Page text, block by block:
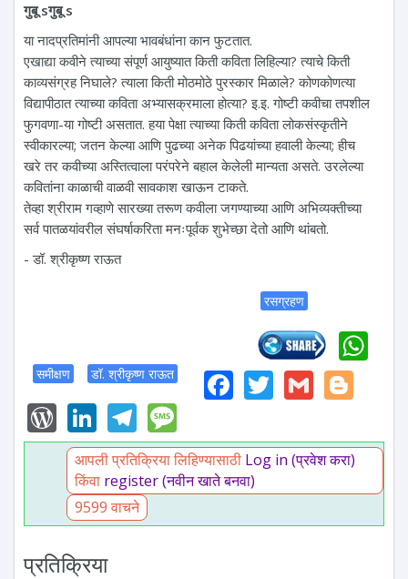
गुबू sगुबू s
या नादप्रतिमांनी आपल्या भावबंधांना कान फुटतात.
एखाद्या कवीने त्याच्या संपूर्ण आयुष्यात किती कविता लिहिल्या? त्याचे किती
काव्यसंग्रह निघाले? त्याला किती मोठमोठे पुरस्कार मिळाले? कोणकोणत्या
विद्यापीठात त्याच्या कविता अभ्यासक्रमाला होत्या? इ.इ. गोष्टी कवीचा तपशील
फुगवणा-या गोष्टी असतात. हया पेक्षा त्याच्या किती कविता लोकसंस्कृतीने
स्वीकारल्या; जतन केल्या आणि पुढच्या अनेक पिढयांच्या हवाली केल्या; हीच
खरे तर कवीच्या अस्तित्वाला परंपरेने बहाल केलेली मान्यता असते. उरलेल्या
कवितांना काळाची वाळवी सावकाश खाऊन टाकते.
तेव्हा श्रीराम गव्हाणे सारख्या तरूण कवीला जगण्याच्या आणि अभिव्यक्तीच्या
सर्व पातळयांवरील संघर्षाकरिता मनःपूर्वक शुभेच्छा देतो आणि थांबतो.
- डॉ. श्रीकृष्ण राऊत
रसग्रहण
समीक्षण डॉ. श्रीकृष्ण राऊत
Facebook
Twitter
Gmail
WordPress
LinkedIn
Telegram
आपली प्रतिक्रिया लिहिण्यासाठी Log in (प्रवेश करा)
किंवा register (नवीन खाते बनवा)
9599 वाचने
प्रतिक्रिया